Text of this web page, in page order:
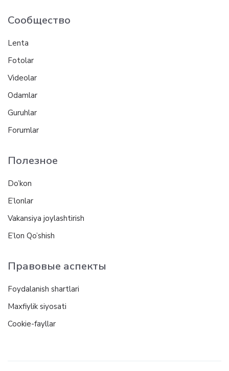
Сообщество
Lenta
Fotolar
Videolar
Odamlar
Guruhlar
Forumlar
Полезное
Do’kon
E’lonlar
Vakansiya joylashtirish
E’lon Qo’shish
Правовые аспекты
Foydalanish shartlari
Maxfiylik siyosati
Cookie-fayllar